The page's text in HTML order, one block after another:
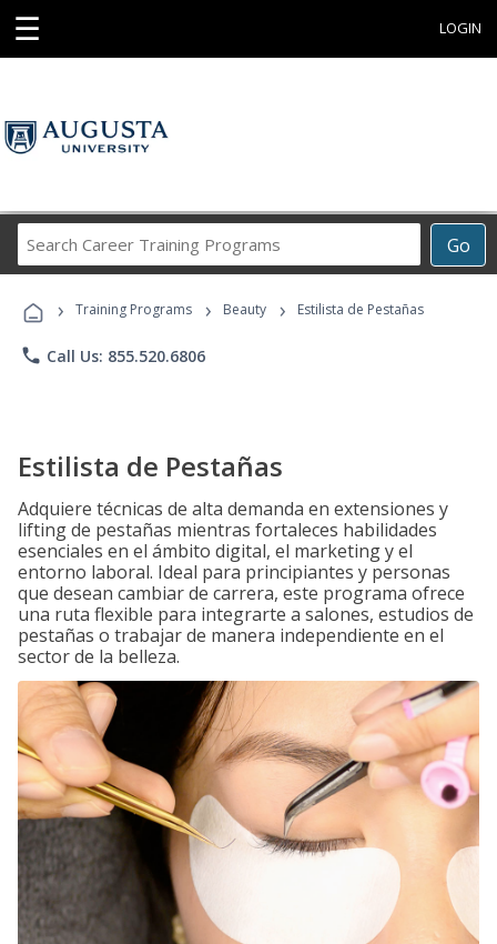
☰ LOGIN
Go
Career
Programs
› Training Programs › Beauty › Estilista de Pestañas
phone Call Us: 855.520.6806
Estilista de Pestañas
Adquiere técnicas de alta demanda en extensiones y
lifting de pestañas mientras fortaleces habilidades
esenciales en el ámbito digital, el marketing y el
entorno laboral. Ideal para principiantes y personas
que desean cambiar de carrera, este programa ofrece
una ruta flexible para integrarte a salones, estudios de
pestañas o trabajar de manera independiente en el
sector de la belleza.